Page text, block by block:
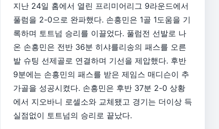
지난 24일 홈에서 열린 프리미어리그 9라운드에서
풀럼을 2-0으로 완파했다. 손흥민은 1골 1도움을 기
록하며 토트넘 승리를 이끌었다. 풀럼전 선발로 나
온 손흥민은 전반 36분 히샤를리송의 패스를 오른
발 슈팅 선제골로 연결하며 기선을 제압했다. 후반
9분에는 손흥민의 패스를 받은 제임스 매디슨이 추
가골을 성공시켰다. 손흥민은 후반 37분 2-0 상황
에서 지오바니 로셀소와 교체됐고 경기는 더이상 득
실점없이 토트넘의 승리로 끝났다.